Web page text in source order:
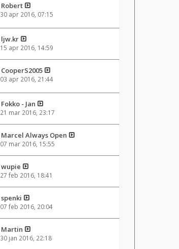
Robert
30 apr 2016, 07:15
ljw.kr
15 apr 2016, 14:59
CooperS2005
03 apr 2016, 21:44
Fokko - Jan
21 mar 2016, 23:17
Marcel Always Open
07 mar 2016, 15:55
wupie
27 feb 2016, 18:41
spenki
07 feb 2016, 20:04
Martin
30 jan 2016, 22:18